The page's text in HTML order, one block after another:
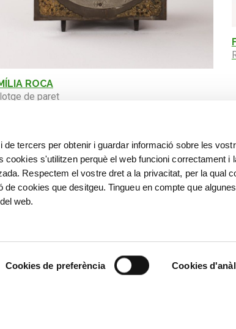
tercers per obtenir i guardar informació sobre les
cookies s'utilitzen perquè el web funcioni correctament i
Respectem el vostre dret a la privacitat, per la qual
de cookies que desitgeu. Tingueu en compte que
web.
Cookies de preferència Cookies
ROCA
de paret